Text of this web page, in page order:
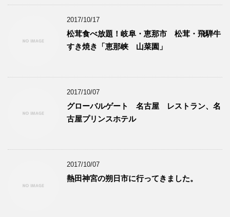
2017/10/17
松茸食べ放題！岐阜・恵那市 松茸・飛騨牛
すき焼き「恵那峡 山菜園」
2017/10/07
グローバルゲート 名古屋 レストラン、名
古屋プリンスホテル
2017/10/07
熱田神宮の朔日市に行ってきました。